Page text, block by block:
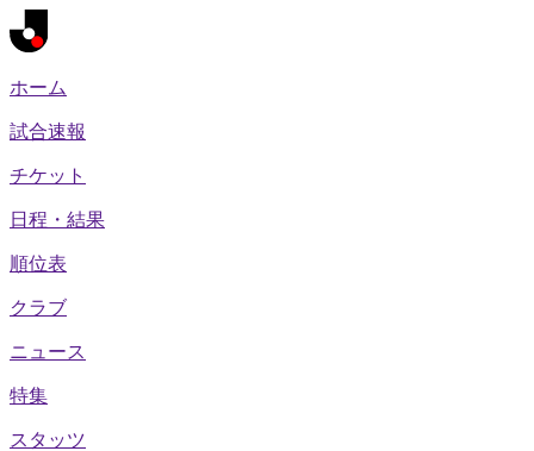
ホーム
試合速報
チケット
日程・結果
順位表
クラブ
ニュース
特集
スタッツ